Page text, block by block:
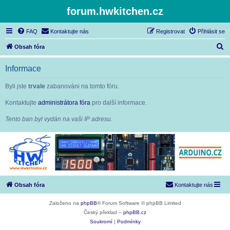
forum.hwkitchen.cz
FAQ Kontaktujte nás Přihlásit se
Registrovat
Obsah fóra
l
Informace
Byli jste trvale zabanováni na tomto fóru.
Kontaktujte administrátora fóra pro další informace.
Tento ban byl vydán na vaši IP adresu.
Obsah fóra Kontaktujte nás
Založeno na phpBB® Forum Software © phpBB Limited
Český překlad – phpBB.cz
Soukromí
Podmínky